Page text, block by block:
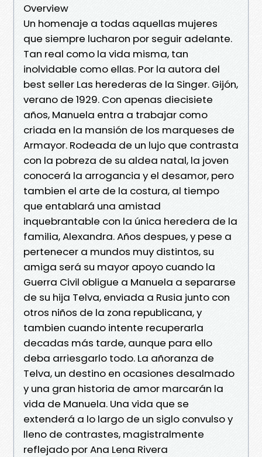
Overview
Un homenaje a todas aquellas mujeres
que siempre lucharon por seguir adelante.
Tan real como la vida misma, tan
inolvidable como ellas. Por la autora del
best seller Las herederas de la Singer. Gijón,
verano de 1929. Con apenas diecisiete
años, Manuela entra a trabajar como
criada en la mansión de los marqueses de
Armayor. Rodeada de un lujo que contrasta
con la pobreza de su aldea natal, la joven
conocerá la arrogancia y el desamor, pero
tambien el arte de la costura, al tiempo
que entablará una amistad
inquebrantable con la única heredera de la
familia, Alexandra. Años despues, y pese a
pertenecer a mundos muy distintos, su
amiga será su mayor apoyo cuando la
Guerra Civil obligue a Manuela a separarse
de su hija Telva, enviada a Rusia junto con
otros niños de la zona republicana, y
tambien cuando intente recuperarla
decadas más tarde, aunque para ello
deba arriesgarlo todo. La añoranza de
Telva, un destino en ocasiones desalmado
y una gran historia de amor marcarán la
vida de Manuela. Una vida que se
extenderá a lo largo de un siglo convulso y
lleno de contrastes, magistralmente
reflejado por Ana Lena Rivera